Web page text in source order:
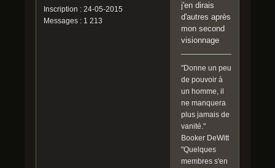
Inscription : 24-05-2015
Messages : 1 213
j'en dirais
d'autres après
mon second
visionnage
"Donne un peu
de pouvoir à
un homme, il
ne manquera
plus jamais de
vanité."
Booker DeWitt
"Quelques
membres s'en